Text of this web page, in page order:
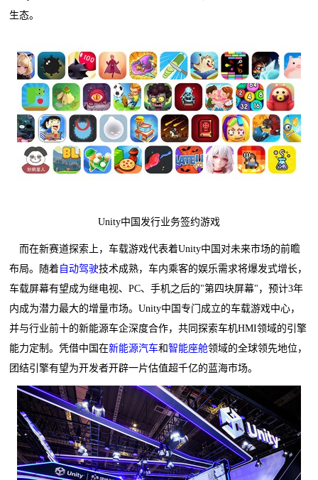
生态。
Unity中国发行业务签约游戏
而在新赛道探索上，车载游戏代表着Unity中国对未来市场的前瞻
布局。随着 自动驾驶技术成熟，车内乘客的娱乐需求将爆发式增长，
车载屏幕有望成为继电视、PC、手机之后的"第四块屏幕"，预计3年
内成为潜力最大的增量市场。Unity中国专门成立的车载游戏中心，
并与行业前十的新能源车企深度合作，共同探索车机HMI领域的引擎
能力定制。凭借中国在新能源汽车和智能座舱领域的全球领先地位，
团结引擎有望为开发者开辟一片估值超千亿的蓝海市场。